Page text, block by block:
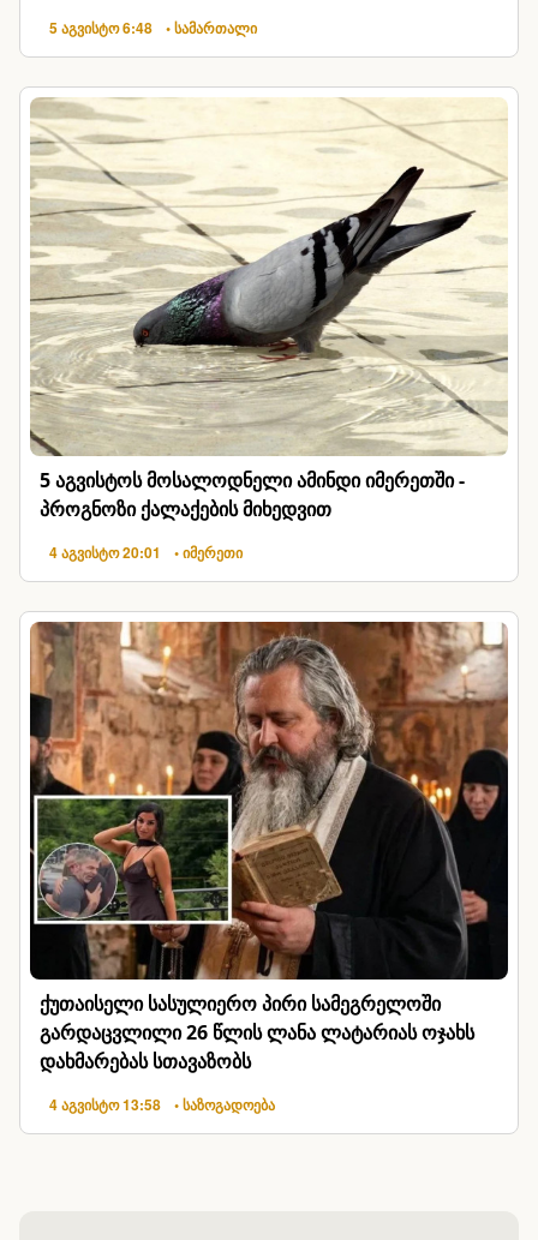
5 აგვისტო 6:48 • სამართალი
5 აგვისტოს მოსალოდნელი ამინდი იმერეთში -
პროგნოზი ქალაქების მიხედვით
4 აგვისტო 20:01 • იმერეთი
ქუთაისელი სასულიერო პირი სამეგრელოში
გარდაცვლილი 26 წლის ლანა ლატარიას ოჯახს
დახმარებას სთავაზობს
4 აგვისტო 13:58 • საზოგადოება